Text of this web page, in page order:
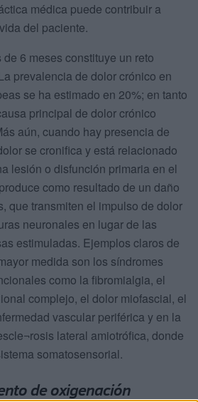
médica puede contribuir a
del paciente.
6 meses constituye un reto
prevalencia de dolor crónico en
se ha estimado en 20%; en tanto
principal de dolor crónico
aún, cuando hay presencia de
se cronifica y está relacionado
lesión o disfunción primaria en el
como resultado de un daño
que transmiten el impulso de dolor
neuronales en lugar de las
estimuladas. Ejemplos claros de
medida son los síndromes
como la fibromialgia, el
complejo, el dolor miofascial, el
vascular periférica y en la
lateral amiotrófica, donde
somatosensorial.
de oxigenación